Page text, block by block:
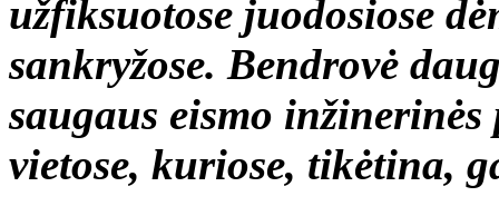
užfiksuotose juodosiose
sankryžose. Bendrovė
saugaus eismo
vietose, kuriose, tikėtina,